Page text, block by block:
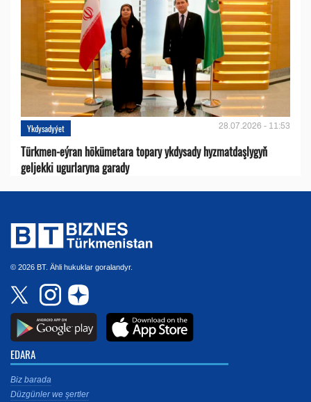
Ykdysadyýet 28.07.2026 - 11:53
Türkmen-eýran hökümetara topary ykdysady hyzmatdaşlygyň
geljekki ugurlaryna garady
© 2026 BT. Ähli hukuklar goralandyr.
EDARA
Biz barada
Düzgünler we şertler